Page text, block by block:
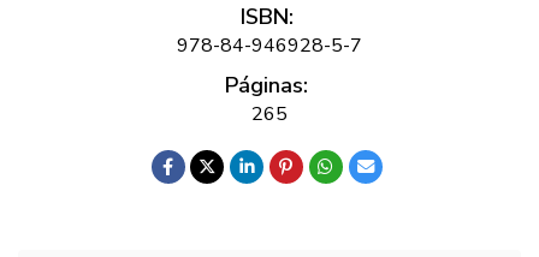
ISBN:
978-84-946928-5-7
Páginas:
265